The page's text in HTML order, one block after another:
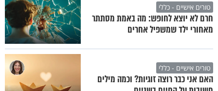
טורים אישיים - כללי
חרם לא יוצא לחופש: מה באמת מסתתר
מאחורי ילד שמשפיל אחרים
טורים אישיים - כללי
האם אני כבר רוצה זוגיות? וכמה מילים